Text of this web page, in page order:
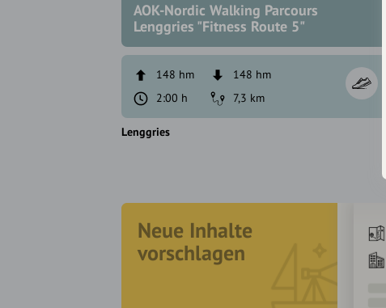
AOK-Nordic Walking Parcours
Lenggries "Fitness Route 5"
148 hm
148 hm
2:00 h
7,3 km
Lenggries
Neue Inhalte
vorschlagen